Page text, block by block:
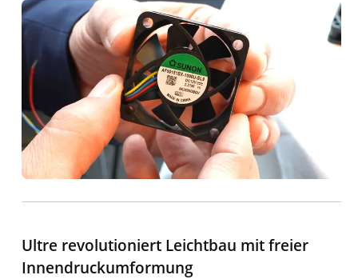
Ultre revolutioniert Leichtbau mit freier
Innendruckumformung